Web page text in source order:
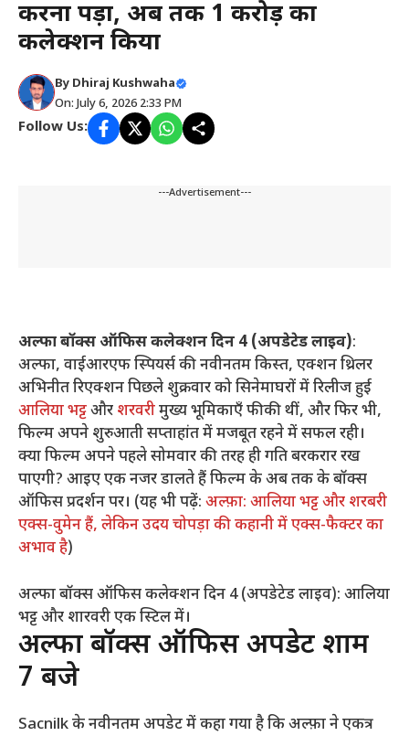
करना पड़ा, अब तक ₹1 करोड़ का
कलेक्शन किया
By Dhiraj Kushwaha
On: July 6, 2026 2:33 PM
Follow Us:
---Advertisement---
अल्फा बॉक्स ऑफिस कलेक्शन दिन 4 (अपडेटेड लाइव):
अल्फा, वाईआरएफ स्पियर्स की नवीनतम किस्त, एक्शन थ्रिलर
अभिनीत रिएक्शन पिछले शुक्रवार को सिनेमाघरों में रिलीज हुई
आलिया भट्टऔर शरवरीमुख्य भूमिकाएँ फीकी थीं, और फिर भी,
फिल्म अपने शुरुआती सप्ताहांत में मजबूत रहने में सफल रही।
क्या फिल्म अपने पहले सोमवार की तरह ही गति बरकरार रख
पाएगी? आइए एक नजर डालते हैं फिल्म के अब तक के बॉक्स
ऑफिस प्रदर्शन पर। (यह भी पढ़ें: अल्फ़ा: आलिया भट्ट और शरबरी
एक्स-वुमेन हैं, लेकिन उदय चोपड़ा की कहानी में एक्स-फैक्टर का
अभाव है)
अल्फा बॉक्स ऑफिस कलेक्शन दिन 4 (अपडेटेड लाइव): आलिया
भट्ट और शारवरी एक स्टिल में।
अल्फा बॉक्स ऑफिस अपडेट शाम
7 बजे
Sacnilk के नवीनतम अपडेट में कहा गया है कि अल्फ़ा ने एकत्र